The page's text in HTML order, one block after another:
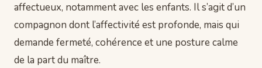
affectueux, notamment avec les enfants. Il s’agit d’un
compagnon dont l’affectivité est profonde, mais qui
demande fermeté, cohérence et une posture calme
de la part du maître.